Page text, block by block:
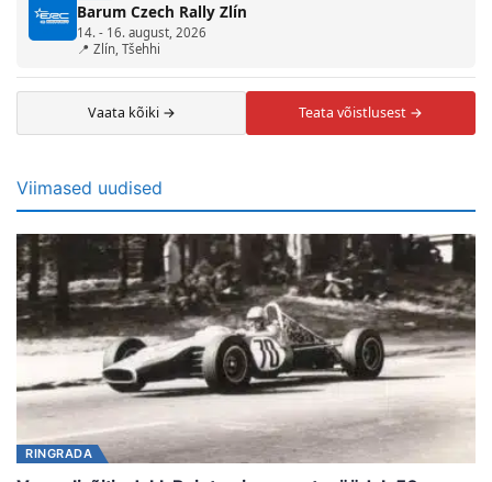
Barum Czech Rally Zlín
14. - 16. august, 2026
📍 Zlín, Tšehhi
Vaata kõiki → Teata võistlusest →
Viimased uudised
RINGRADA